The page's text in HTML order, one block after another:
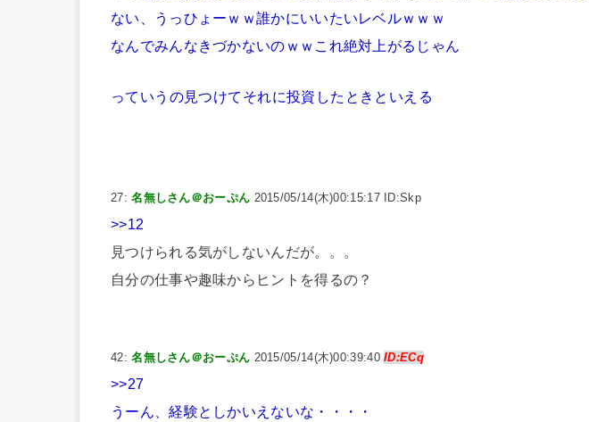
ない、うっひょーｗｗ誰かにいいたいレベルｗｗｗ
なんでみんなきづかないのｗｗこれ絶対上がるじゃん
っていうの見つけてそれに投資したときといえる
27:名無しさん＠おーぷん 2015/05/14(木)00:15:17 ID:Skp
>>12
見つけられる気がしないんだが。。。
自分の仕事や趣味からヒントを得るの？
42:名無しさん＠おーぷん 2015/05/14(木)00:39:40ID:ECq
>>27
うーん、経験としかいえないな・・・・